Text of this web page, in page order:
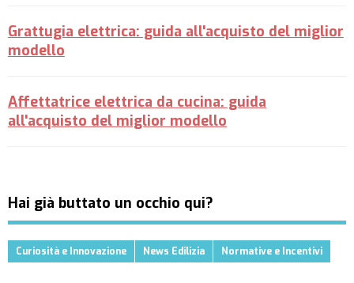
Grattugia elettrica: guida all'acquisto del miglior
modello
Affettatrice elettrica da cucina: guida
all'acquisto del miglior modello
Hai già buttato un occhio qui?
Curiosità e Innovazione News Edilizia Normative e Incentivi